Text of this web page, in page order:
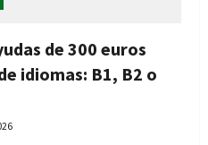
de 300 euros
idiomas: B1, B2 o